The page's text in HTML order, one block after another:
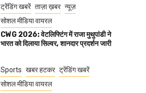
ट्रेंडिंग खबरें ताज़ा ख़बर न्यूज़
सोशल मीडिया वायरल
CWG 2026: वेटलिफ्टिंग में राजा मुथुपांडी ने
भारत को दिलाया सिल्वर, शानदार प्रदर्शन जारी
Sports खबर हटकर ट्रेंडिंग खबरें
सोशल मीडिया वायरल